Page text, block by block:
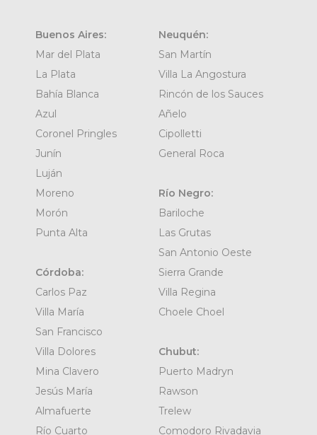
Buenos Aires:
Mar del Plata
La Plata
Bahía Blanca
Azul
Coronel Pringles
Junín
Luján
Moreno
Morón
Punta Alta
Córdoba:
Carlos Paz
Villa María
San Francisco
Villa Dolores
Mina Clavero
Jesús María
Almafuerte
Río Cuarto
Neuquén:
San Martín
Villa La Angostura
Rincón de los Sauces
Añelo
Cipolletti
General Roca
Río Negro:
Bariloche
Las Grutas
San Antonio Oeste
Sierra Grande
Villa Regina
Choele Choel
Chubut:
Puerto Madryn
Rawson
Trelew
Comodoro Rivadavia